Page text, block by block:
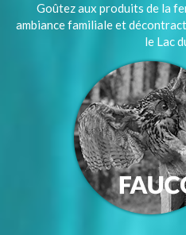
Goûtez aux produits de la
ambiance familiale et
le Lac